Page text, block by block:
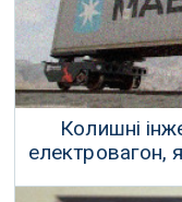
Колишні
електровагон,
Досягнення в